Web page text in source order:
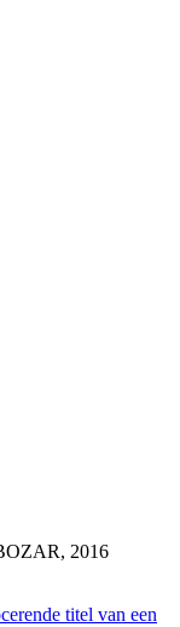
2016
titel van een